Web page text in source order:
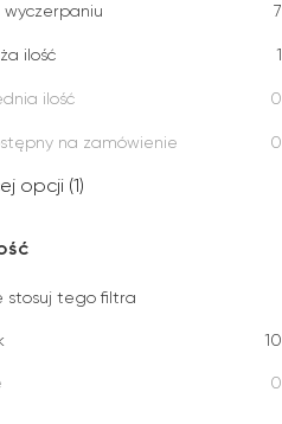
wyczerpaniu 7
ilość 1
ilość 0
na zamówienie 0
opcji (1)
stosuj tego filtra
10
0